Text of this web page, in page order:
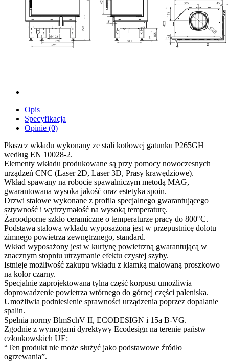
Opis
Specyfikacja
Opinie (0)
Płaszcz wkładu wykonany ze stali kotłowej gatunku P265GH
według EN 10028-2.
Elementy wkładu produkowane są przy pomocy nowoczesnych
urządzeń CNC (Laser 2D, Laser 3D, Prasy krawędziowe).
Wkład spawany na robocie spawalniczym metodą MAG,
gwarantowana wysoka jakość oraz estetyka spoin.
Drzwi stalowe wykonane z profila specjalnego gwarantującego
sztywność i wytrzymałość na wysoką temperaturę.
Żaroodporne szkło ceramiczne o temperaturze pracy do 800°C.
Podstawa stalowa wkładu wyposażona jest w przepustnicę dolotu
zimnego powietrza zewnętrznego, standard.
Wkład wyposażony jest w kurtynę powietrzną gwarantującą w
znacznym stopniu utrzymanie efektu czystej szyby.
Istnieje możliwość zakupu wkładu z klamką malowaną proszkowo
na kolor czarny.
Specjalnie zaprojektowana tylna część korpusu umożliwia
doprowadzenie powietrza wtórnego do górnej części paleniska.
Umożliwia podniesienie sprawności urządzenia poprzez dopalanie
spalin.
Spełnia normy BlmSchV II, ECODESIGN i 15a B-VG.
Zgodnie z wymogami dyrektywy Ecodesign na terenie państw
członkowskich UE:
“Ten produkt nie może służyć jako podstawowe źródło
ogrzewania”.